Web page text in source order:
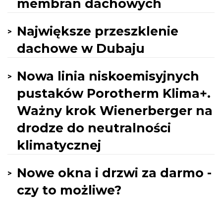
membran dachowych
Największe przeszklenie
dachowe w Dubaju
Nowa linia niskoemisyjnych
pustaków Porotherm Klima+.
Ważny krok Wienerberger na
drodze do neutralności
klimatycznej
Nowe okna i drzwi za darmo -
czy to możliwe?